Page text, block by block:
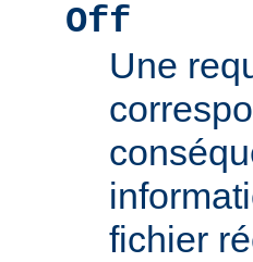
Off
Une
fichier